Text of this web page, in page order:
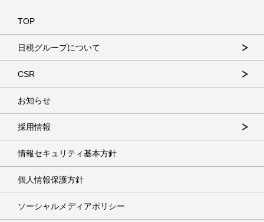
TOP
日税グループについて
CSR
お知らせ
採用情報
情報セキュリティ基本方針
個人情報保護方針
ソーシャルメディアポリシー